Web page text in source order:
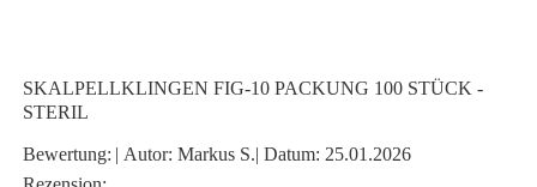
SKALPELLKLINGEN FIG-10 PACKUNG 100 STÜCK -
STERIL
Bewertung: | Autor: Markus S.| Datum: 25.01.2026